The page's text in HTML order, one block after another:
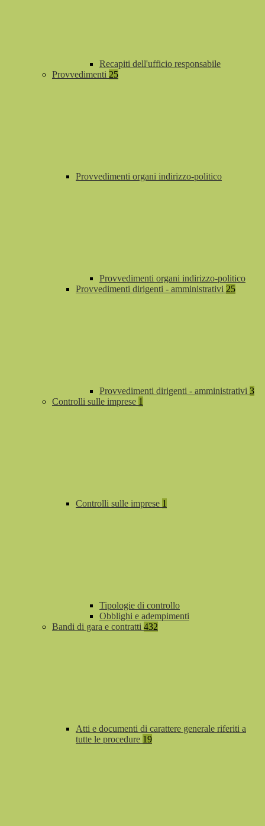
Recapiti dell'ufficio responsabile
Provvedimenti 25
Provvedimenti organi indirizzo-politico
Provvedimenti organi indirizzo-politico
Provvedimenti dirigenti - amministrativi 25
Provvedimenti dirigenti - amministrativi 3
Controlli sulle imprese 1
Controlli sulle imprese 1
Tipologie di controllo
Obblighi e adempimenti
Bandi di gara e contratti 432
Atti e documenti di carattere generale riferiti a
tutte le procedure 19